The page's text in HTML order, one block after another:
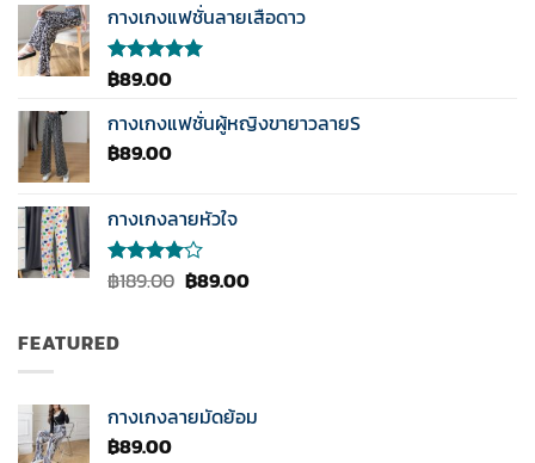
ตั้งแต่
1-5
กางเกงแฟชั่นลายเสือดาว
ให้คะแนน
คะแนน
฿89.00
กางเกงแฟชั่นผู้หญิงขายาวลายS
฿89.00
กางเกงลายหัวใจ
ให้
ตั้งแต่ 1-
5
฿189.00 Original
฿89.00Current
FEATURED
กางเกงลายมัดย้อม
฿89.00